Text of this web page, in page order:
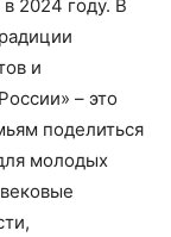
2024 году. В
и
– это
поделиться
молодых